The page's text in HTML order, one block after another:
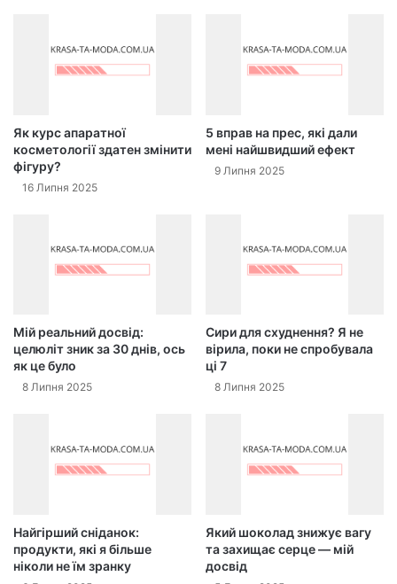
Як курс апаратної
косметології здатен змінити
фігуру?
16 Липня 2025
5 вправ на прес, які дали
мені найшвидший ефект
9 Липня 2025
Мій реальний досвід:
целюліт зник за 30 днів, ось
як це було
8 Липня 2025
Сири для схуднення? Я не
вірила, поки не спробувала
ці 7
8 Липня 2025
Найгірший сніданок:
продукти, які я більше
ніколи не їм зранку
Який шоколад знижує вагу
та захищає серце — мій
досвід